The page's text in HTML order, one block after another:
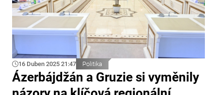
16 Duben 2025 21:47 Politika
Ázerbájdžán a Gruzie si vyměnily